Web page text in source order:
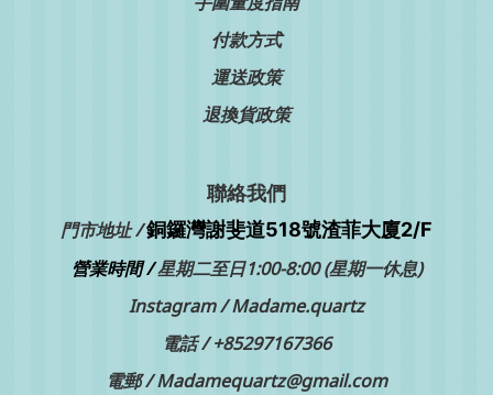
付款方式
運送政策
退換貨政策
聯絡我們
門市地址 /銅鑼灣謝斐道518號渣菲大廈2/F
營業時間 /星期二至日1:00-8:00 (星期一休息)
Instagram /Madame.quartz
電話 /+85297167366
電郵 / Madamequartz@gmail.com